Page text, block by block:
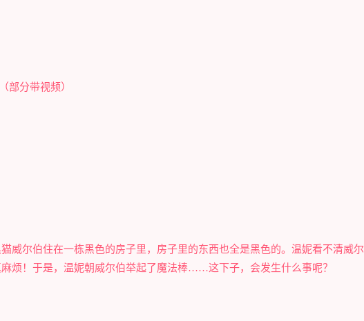
部分带视频）
猫威尔伯住在一栋黑色的房子里，房子里的东西也全是黑色的。温妮看不清威尔
烦！于是，温妮朝威尔伯举起了魔法棒……这下子，会发生什么事呢？